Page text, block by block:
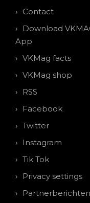
Contact
Download
App
VKMag facts
VKMag shop
RSS
Facebook
Twitter
Instagram
Tik Tok
Privacy settings
Partnerberichten